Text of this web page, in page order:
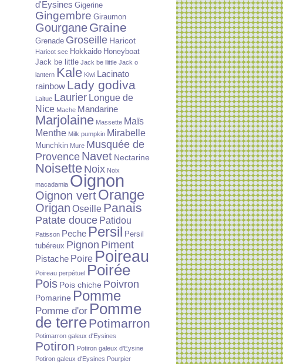
d'Eysines Gigerine
Gingembre Giraumon
GourganeGraine
Grenade Groseille Haricot
Haricot sec Hokkaido Honeyboat
Jack be little Jack be llittle Jack o
lantern Kale Kiwi
Lacinato
rainbow Lady godiva
Laitue Laurier Longue de
Nice Mache Mandarine
Marjolaine Massette Maïs
Menthe Milk pumpkin Mirabelle
Munchkin Mure Musquée de
Provence Navet Nectarine
Noisette Noix Noix
macadamia Oignon
Oignon vertOrange
Origan Oseille Panais
Patate douce Patidou
Patisson Peche Persil Persil
tubéreux Pignon Piment
Pistache Poire Poireau
Poireau perpétuel Poirée
Pois Pois chiche Poivron
Pomarine Pomme
Pomme d'or Pomme
de terrePotimarron
Potimarron galeux d'Eysines
Potiron Potiron galeux d'Eysine
Potiron galeux d'Eysines Pourpier